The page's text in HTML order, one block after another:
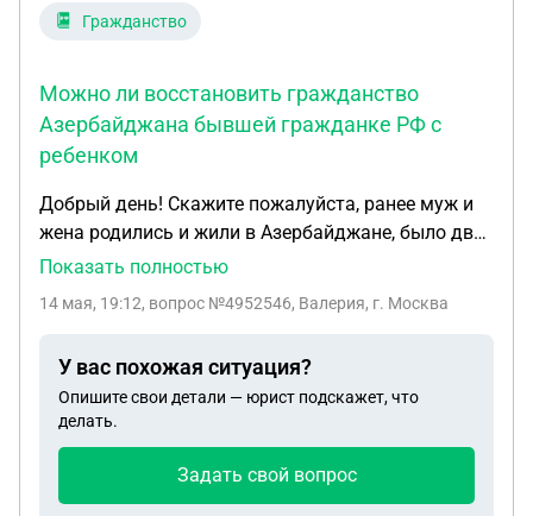
Гражданство
Можно ли восстановить гражданство
Азербайджана бывшей гражданке РФ с
ребенком
Добрый день! Скажите пожалуйста, ранее муж и
жена родились и жили в Азербайджане, было два
гражданства у обоих. Когда переезжали, жене
гражданство РФ, либо АР. Она выбрала
хочет снова получить гражданство и себе, и
ребенку АР, в посольстве ей сказали, такое
возможно, если она принесет 5 пакетов
вероятность того, что она с ребенком не получит
Показать полностью
14 мая, 19:12, вопрос №4952546, Валерия, г. Москва
У вас похожая ситуация?
Опишите свои детали — юрист подскажет, что
делать.
Задать свой вопрос